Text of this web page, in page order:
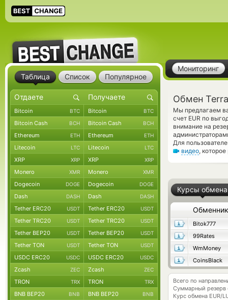
Мониторинг
Обмен
Мы предлагаем
счет EUR по
внимание на
Для
видео,
Курсы обмена
Обменник
Bitok777
99Rates
WmMoney
CoinsBlack
Всего по
Суммарный резерв
Курс обмена EUR/
Таблица Список Популярное
Bitcoin BTC Bitcoin BTC
Bitcoin Cash BCH Bitcoin Cash BCH
Ethereum ETH Ethereum ETH
Litecoin LTC Litecoin LTC
XRP XRP XRP XRP
Monero XMR Monero XMR
Dogecoin DOGE Dogecoin DOGE
Dash DASH Dash DASH
Tether ERC20 USDT Tether ERC20 USDT
Tether TRC20 USDT Tether TRC20 USDT
Tether BEP20 USDT Tether BEP20 USDT
Tether TON USDT Tether TON USDT
USDC ERC20 USDC USDC ERC20 USDC
Zcash ZEC Zcash ZEC
TRON TRX TRON TRX
BNB BEP20 BNB BNB BEP20 BNB